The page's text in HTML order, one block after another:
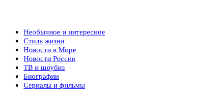
Необычное и интересное
Стиль жизни
Новости в Мире
Новости России
ТВ и шоубиз
Биографии
Сериалы и фильмы